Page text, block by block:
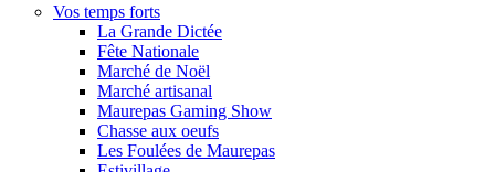
Vos temps forts
La Grande Dictée
Fête Nationale
Marché de Noël
Marché artisanal
Maurepas Gaming Show
Chasse aux oeufs
Les Foulées de Maurepas